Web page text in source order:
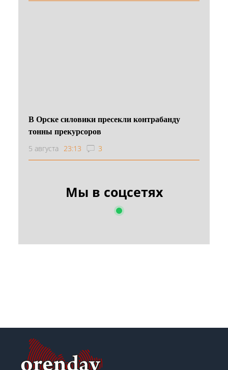
В Орске силовики пресекли контрабанду
тонны прекурсоров
5 августа 23:13 3
Мы в соцсетях